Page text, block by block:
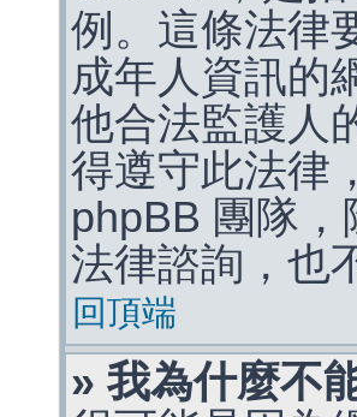
例。這條法律
成年人資訊的
他合法監護人
得遵守此法律
phpBB 團隊
法律諮詢，也
回頂端
» 我為什麼不